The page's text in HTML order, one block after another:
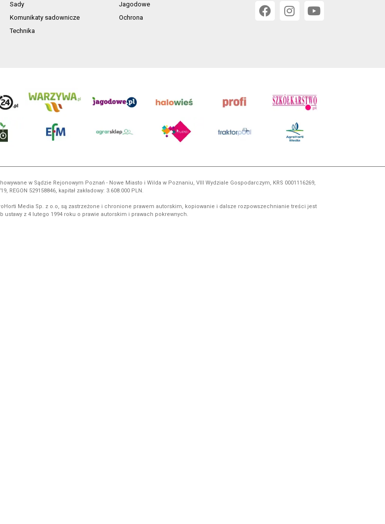
Sady
Jagodowe
Komunikaty sadownicze
Ochrona
Technika
w Sądzie Rejonowym Poznań - Nowe Miasto i Wilda w Poznaniu, VIII Wydziale Gospodarczym, KRS 0001116269,
REGON 529158846, kapitał zakładowy: 3.608.000 PLN.
Media Sp. z o.o, są zastrzeżone i chronione prawem autorskim, kopiowanie i dalsze rozpowszechnianie treści jest
ustawy z 4 lutego 1994 roku o prawie autorskim i prawach pokrewnych.